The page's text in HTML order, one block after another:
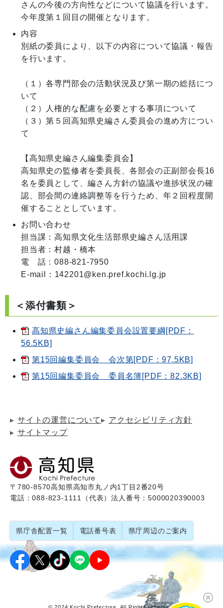
さんの今後の方向性などについて協議を行います。
今年度第１回目の開催となります。
内容
別紙の委員により、以下の内容について協議・報告
を行います。
（１）各専門部会の活動状況及び第一期の総括につ
いて
（２）人権的な配慮を必要とする事項について
（３）第５回高知県史編さん委員会の進め方につい
て
【高知県史編さん編集委員会】
高知県史の監修者を委員長、各部会の正副部会長16
名を委員として、編さん方針の協議や進捗状況の確
認、部会間の連絡調整等を行うため、年２回程度開
お問い合わせ
担当課：高知県文化生活部県史編さん活用課
担当者：村越・橋本
電　話：088-821-7950
E-mail：142201@ken.pref.kochi.lg.jp
＜添付書類＞
高知県史編さん編集委員会設置要綱[PDF：
56.5KB]
第15回編集委員会 会次第[PDF：97.5KB]
第15回編集委員会 委員名簿[PDF：82.3KB]
サイトの運営について
アクセシビリティ方針
サイトマップ
〒780-8570高知県高知市丸ノ内1丁目2番20号
電話：088-823-1111（代表）法人番号：5000020390003
県庁舎配置一覧 電話番号表 県庁周辺のご案内